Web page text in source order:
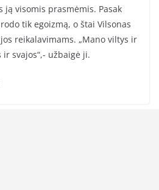
visomis prasmėmis. Pasak
tik egoizmą, o štai Vilsonas
reikalavimams. „Mano viltys ir
svajos“,- užbaigė ji.